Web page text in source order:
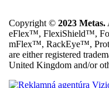
Copyright © 2023 Metas.
eFlex™, FlexiShield™,
mFlex™, RackEye™,
are either registered
United Kingdom and/or